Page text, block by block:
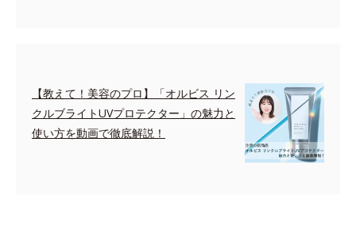
【教えて！美容のプロ】「オルビス リン
クルブライトUVプロテクター」の魅力と
使い方を動画で徹底解説！